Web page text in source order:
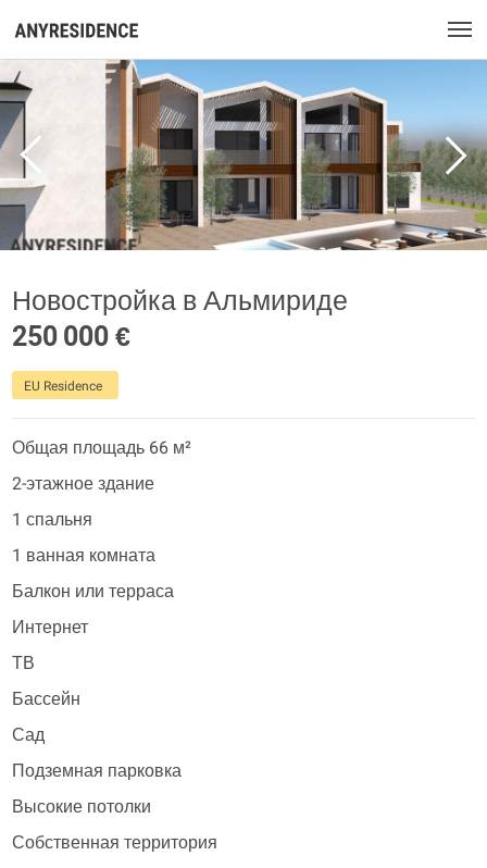
Новостройка в Альмириде
250 000 €
EU Residence
Общая площадь 66 м²
2-этажное здание
1 спальня
1 ванная комната
Балкон или терраса
Интернет
ТВ
Бассейн
Сад
Подземная парковка
Высокие потолки
Собственная территория